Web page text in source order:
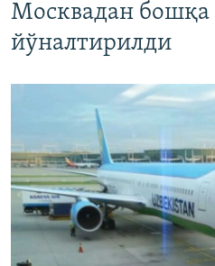
Москвадан бошқа
йўналтирилди